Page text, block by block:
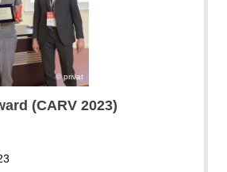
privat
(CARV 2023)